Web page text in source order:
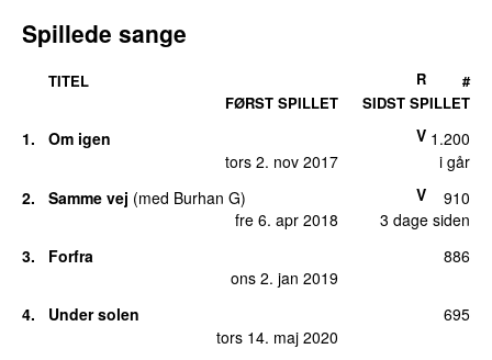
Spillede sange
TITEL
FØRST SPILLET
SIDST SPILLET
R #
1.
Om igen
tors 2. nov 2017
i går
V 1.200
2. Samme vej (med Burhan G)
fre 6. apr 2018
3 dage siden
V 910
3.
Forfra
ons 2. jan 2019
886
4.
Under solen
tors 14. maj 2020
695